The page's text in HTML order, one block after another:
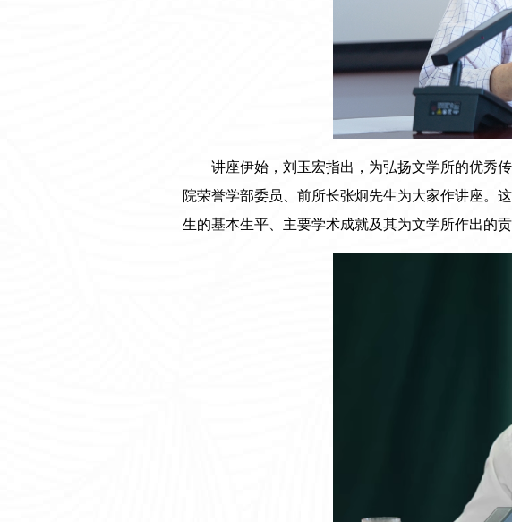
讲座伊始，刘玉宏指出，为弘扬文学所的优秀
院荣誉学部委员、前所长张炯先生为大家作讲座。
生的基本生平、主要学术成就及其为文学所作出的